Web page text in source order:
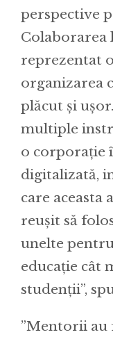
perspective
Colaborarea
reprezentat
organizarea
plăcut și
multiple
o corporație
digitalizată,
care aceasta
reușit să
unelte
educație cât
studenții”,
”Mentorii au